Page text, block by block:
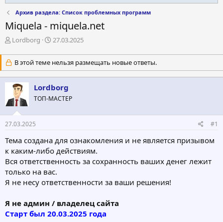
Архив раздела: Список проблемных программ
Miquela - miquela.net
А
т
о
р
т
е
м
ы
Lordborg
Д
т
а
н
а
ч
а
27.03.2025
В этой теме нельзя размещать новые ответы.
Lordborg
ТОП-МАСТЕР
27.03.2025 #1
Тема создана для ознакомления и не является призывом
к каким-либо действиям.
Вся ответственность за сохранность ваших денег лежит
только на вас.
Я не несу ответственности за ваши решения!
Я не админ / владелец сайта
Старт был 20.03.2025 года